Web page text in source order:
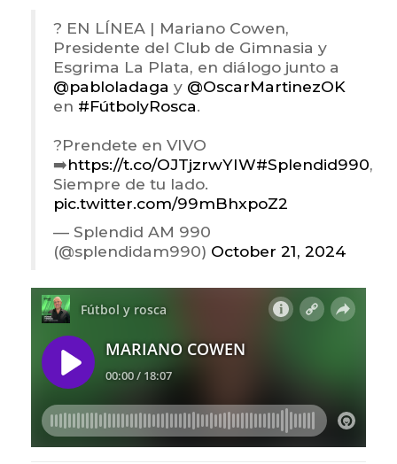
? EN LÍNEA | Mariano Cowen,
Presidente del Club de Gimnasia y
Esgrima La Plata, en diálogo junto a
@pabloladaga y @OscarMartinezOK
en #FútbolyRosca.
?Prendete en VIVO
➡️https://t.co/OJTjzrwYIW#Splendid990,
Siempre de tu lado.
pic.twitter.com/99mBhxpoZ2
— Splendid AM 990
(@splendidam990) October 21, 2024